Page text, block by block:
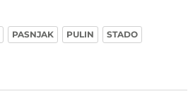
PASNJAK PULIN
STADO